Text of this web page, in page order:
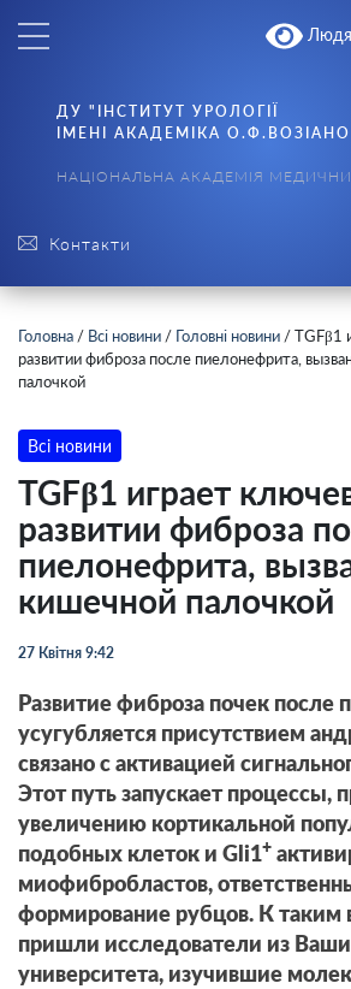
Контакти
ДУ "ІНСТИТУТ УРОЛОГІЇ
ІМЕНІ АКАДЕМІКА
НАЦІОНАЛЬНА АКАДЕМІЯ
Головна / Всі новини / Головні новини /TGFβ1
развитии фиброза после пиелонефрита,
палочкой
Всі новини
TGFβ1 играет
развитии фиброза
пиелонефрита,
кишечной палочкой
27 Квітня 9:42
Развитие фиброза почек после
усугубляется присутствием
связано с активацией
Этот путь запускает процессы,
увеличению кортикальной
подобных клеток и Gli1+
миофибробластов,
формирование рубцов. К таким
пришли исследователи из
университета, изучившие